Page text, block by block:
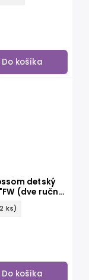
Do košíka
detský
(dve ručné
ks)
Do košíka